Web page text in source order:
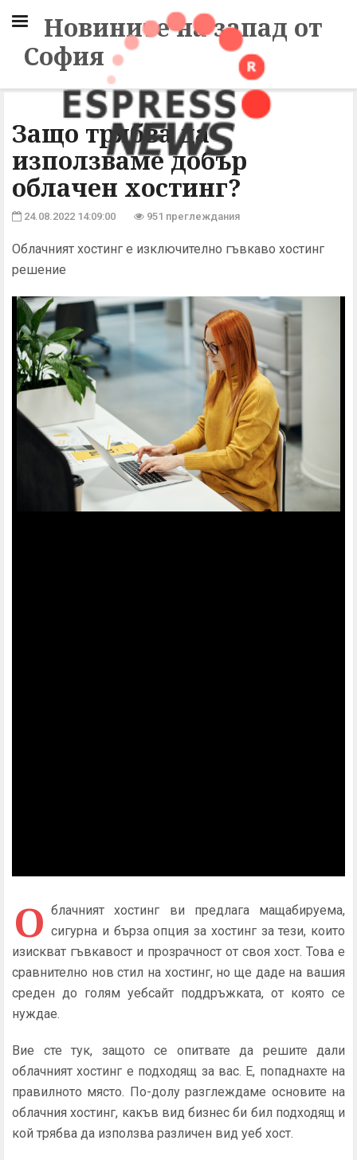
Новините на запад от
София
Защо трябва да
използваме добър
облачен хостинг?
24.08.2022 14:09:00 951 преглеждания
Облачният хостинг е изключително гъвкаво хостинг
решение
О блачният хостинг ви предлага мащабируема,
сигурна и бърза опция за хостинг за тези, които
изискват гъвкавост и прозрачност от своя хост. Това е
сравнително нов стил на хостинг, но ще даде на вашия
среден до голям уебсайт поддръжката, от която се
нуждае.
Вие сте тук, защото се опитвате да решите дали
облачният хостинг е подходящ за вас. Е, попаднахте на
правилното място. По-долу разглеждаме основите на
облачния хостинг, какъв вид бизнес би бил подходящ и
кой трябва да използва различен вид уеб хост.